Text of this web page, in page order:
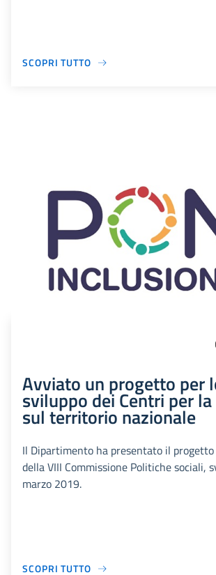
SCOPRI TUTTO
Avviato un progetto per
sviluppo dei Centri per
sul territorio nazionale
Il Dipartimento ha presentato il
della VIII Commissione Politiche sociali,
marzo 2019.
SCOPRI TUTTO